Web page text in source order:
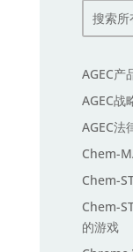
AGEC产
AGEC战
AGEC法
Chem-
Chem-
Chem-
的游戏